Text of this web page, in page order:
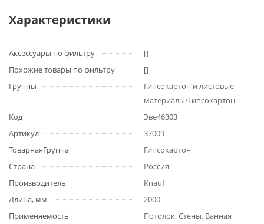
Характеристики
Аксессуары по фильтру
[]
Похожие товары по фильтру
[]
Группы
Гипсокартон и листовые
материалы/Гипсокартон
Код
Эве46303
Артикул
37009
ТоварнаяГруппа
Гипсокартон
Страна
Россия
Производитель
Knauf
Длина, мм
2000
Применяемость
Потолок, Стены, Ванная